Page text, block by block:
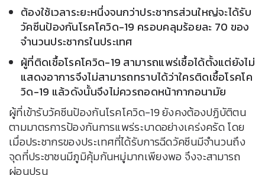
ต้องใช้เวลาระยะหนึ่งจนกว่าประชากรส่วนใหญ่จะได้รับ
วัคซีนป้องกันโรคโควิด-19 ครอบคลุมร้อยละ 70 ของ
จำนวนประชากรในประเทศ
ผู้ที่ติดเชื้อโรคโควิด-19 สามารถแพร่เชื้อได้ตั้งแต่ยังไม่
แสดงอาการจึงไม่สามารถทราบได้ว่าใครติดเชื้อโรคโค
วิด-19 แล้วดังนั้นจึงไม่ควรถอดหน้ากากอนามัย
ผู้ที่เข้ารับวัคซีนป้องกันโรคโควิด-19 ยังคงต้องปฏิบัติตน
ตามมาตรการป้องกันการแพร่ระบาดอย่างเคร่งครัด โดย
เมื่อประชากรของประเทศที่ได้รับการฉีดวัคซีนมีจำนวนถึง
จุดที่ประชาชนมีภูมิคุ้มกันหมู่มากเพียงพอ จึงจะสามารถ
ผ่อนปรน